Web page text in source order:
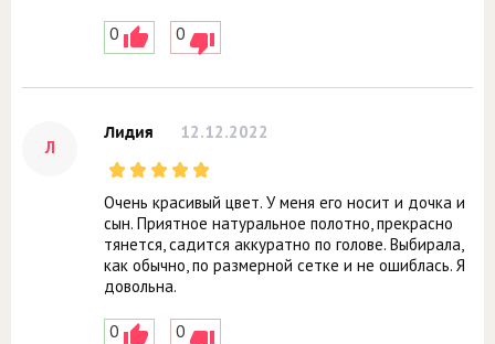
0 0
Л
Лидия 12.12.2022
Очень красивый цвет. У меня его носит и дочка и
сын. Приятное натуральное полотно, прекрасно
тянется, садится аккуратно по голове. Выбирала,
как обычно, по размерной сетке и не ошиблась. Я
довольна.
0 0